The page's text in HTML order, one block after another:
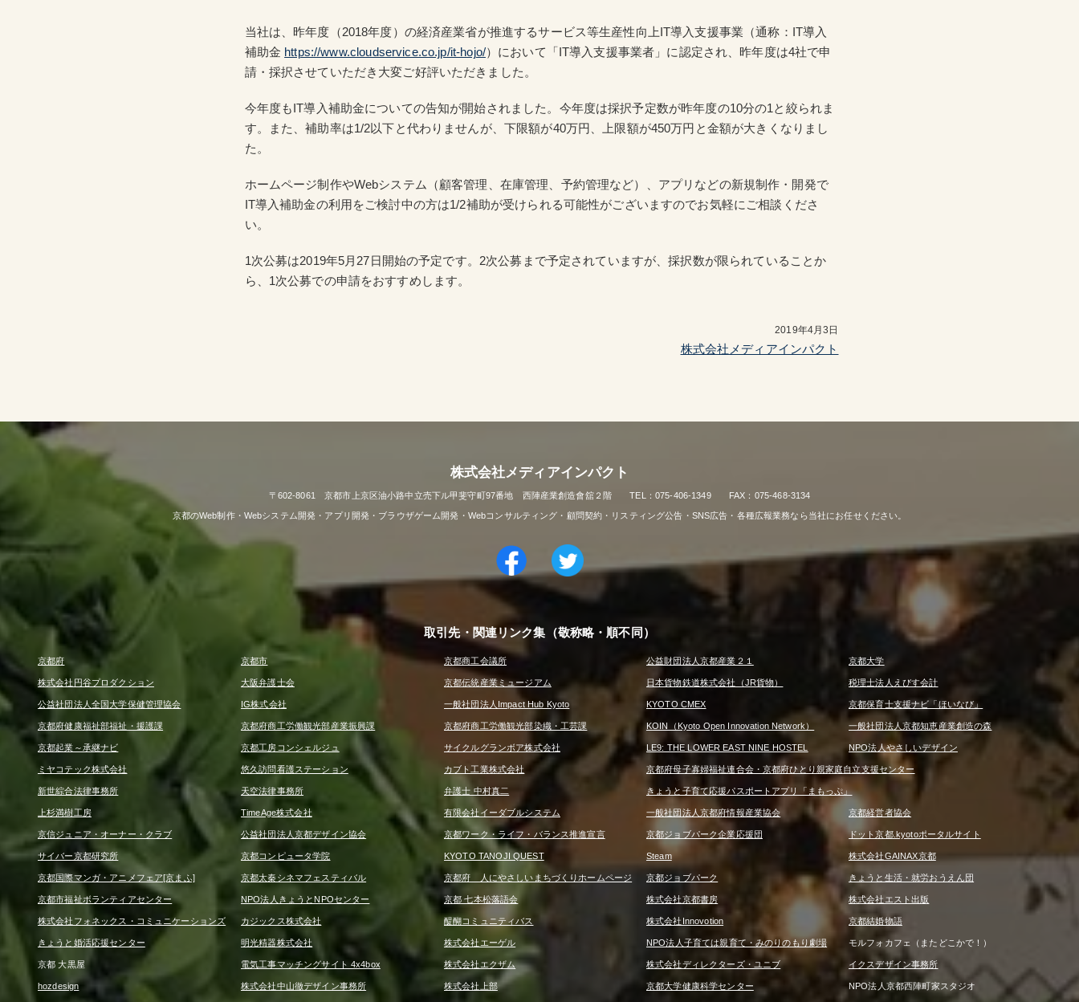
当社は、昨年度（2018年度）の経済産業省が推進するサービス等生産性向上IT導入支援事業（通称：IT導入
補助金 https://www.cloudservice.co.jp/it-hojo/）において「IT導入支援事業者」に認定され、昨年度は4社で申
請・採択させていただき大変ご好評いただきました。
今年度もIT導入補助金についての告知が開始されました。今年度は採択予定数が昨年度の10分の1と絞られま
す。また、補助率は1/2以下と代わりませんが、下限額が40万円、上限額が450万円と金額が大きくなりまし
た。
ホームページ制作やWebシステム（顧客管理、在庫管理、予約管理など）、アプリなどの新規制作・開発で
IT導入補助金の利用をご検討中の方は1/2補助が受けられる可能性がございますのでお気軽にご相談くださ
い。
1次公募は2019年5月27日開始の予定です。2次公募まで予定されていますが、採択数が限られていることか
ら、1次公募での申請をおすすめします。
2019年4月3日
株式会社メディアインパクト
株式会社メディアインパクト
〒602-8061 京都市上京区油小路中立売下ル甲斐守町97番地 西陣産業創造會舘２階 TEL：075-406-1349 FAX：075-468-3134
京都のWeb制作・Webシステム開発・アプリ開発・ブラウザゲーム開発・Webコンサルティング・顧問契約・リスティング公告・SNS広告・各種広報業務なら当社にお任せください。
取引先・関連リンク集（敬称略・順不同）
京都府 京都市 京都商工会議所 公益財団法人京都産業２１ 京都大学
株式会社円谷プロダクション 大阪弁護士会 京都伝統産業ミュージアム 日本貨物鉄道株式会社（JR貨物） 税理士法人えびす会計
公益社団法人全国大学保健管理協会 IG株式会社 一般社団法人Impact Hub Kyoto KYOTO CMEX 京都保育士支援ナビ「ほいなび」
京都府健康福祉部福祉・援護課 京都府商工労働観光部産業振興課 京都府商工労働観光部染織・工芸課 KOIN（Kyoto Open Innovation Network） 一般社団法人京都知恵産業創造の森
京都起業～承継ナビ 京都工房コンシェルジュ サイクルグランボア株式会社 LE9: THE LOWER EAST NINE HOSTEL NPO法人やさしいデザイン
ミヤコテック株式会社 悠久訪問看護ステーション カブト工業株式会社 京都府母子寡婦福祉連合会・京都府ひとり親家庭自立支援センター
新世綜合法律事務所 天空法律事務所 弁護士 中村真二 きょうと子育て応援パスポートアプリ「まもっぷ」
上杉満樹工房 TimeAge株式会社 有限会社イーダブルシステム 一般社団法人京都府情報産業協会 京都経営者協会
京信ジュニア・オーナー・クラブ 公益社団法人京都デザイン協会 京都ワーク・ライフ・バランス推進宣言 京都ジョブパーク企業応援団 ドット京都.kyotoポータルサイト
サイバー京都研究所 京都コンピュータ学院 KYOTO TANOJI QUEST Steam 株式会社GAINAX京都
京都国際マンガ・アニメフェア[京まふ] 京都太秦シネマフェスティバル 京都府 人にやさしいまちづくりホームページ 京都ジョブパーク きょうと生活・就労おうえん団
京都市福祉ボランティアセンター NPO法人きょうとNPOセンター 京都 七本松落語会 株式会社京都書房 株式会社エスト出版
株式会社フォネックス・コミュニケーションズ カジックス株式会社 醍醐コミュニティバス 株式会社Innovotion 京都結婚物語
きょうと婚活応援センター 明光精器株式会社 株式会社エーゲル NPO法人子育ては親育て・みのりのもり劇場 モルフォカフェ（またどこかで！）
京都 大黒屋 電気工事マッチングサイト 4x4box 株式会社エクザム 株式会社ディレクターズ・ユニブ イクスデザイン事務所
hozdesign 株式会社中山徹デザイン事務所 株式会社上部 京都大学健康科学センター NPO法人京都西陣町家スタジオ